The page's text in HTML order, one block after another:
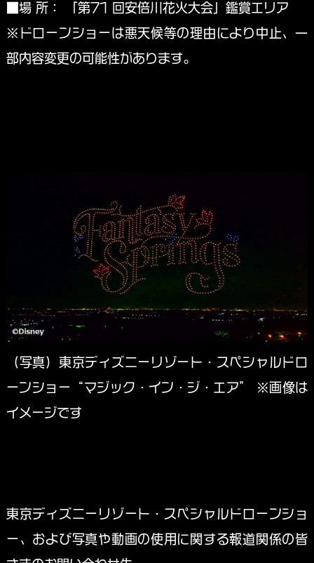
■場 所： 「第71 回安倍川花火大会」鑑賞エリア
※ドローンショーは悪天候等の理由により中止、一
部内容変更の可能性があります。
（写真）東京ディズニーリゾート・スペシャルドロ
ーンショー“マジック・イン・ジ・エア” ※画像は
イメージです
東京ディズニーリゾート・スペシャルドローンショ
ー、および写真や動画の使用に関する報道関係の皆